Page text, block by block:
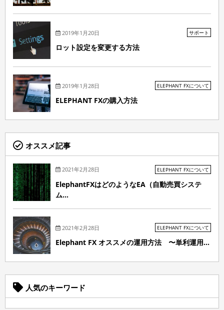
2019年1月20日 サポート
ロット設定を変更する方法
2019年1月28日 ELEPHANT FXについて
ELEPHANT FXの購入方法
オススメ記事
2021年2月28日 ELEPHANT FXについて
ElephantFXはどのようなEA（自動売買システ
ム...
2021年2月28日 ELEPHANT FXについて
Elephant FX オススメの運用方法 〜単利運用...
人気のキーワード